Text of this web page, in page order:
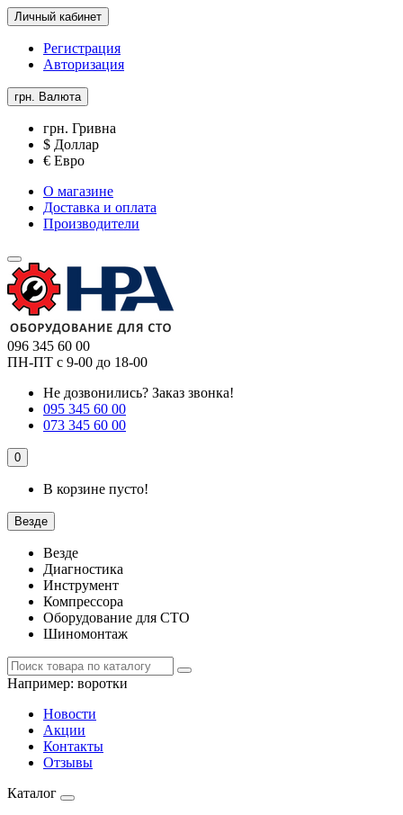
Личный кабинет
Регистрация
Авторизация
грн. Валюта
грн. Гривна
$ Доллар
€ Евро
О магазине
Доставка и оплата
Производители
096 345 60 00
ПН-ПТ с 9-00 до 18-00
Не дозвонились? Заказ звонка!
095 345 60 00
073 345 60 00
0
В корзине пусто!
Везде
Везде
Диагностика
Инструмент
Компрессора
Оборудование для СТО
Шиномонтаж
Например: воротки
Новости
Акции
Контакты
Отзывы
Каталог